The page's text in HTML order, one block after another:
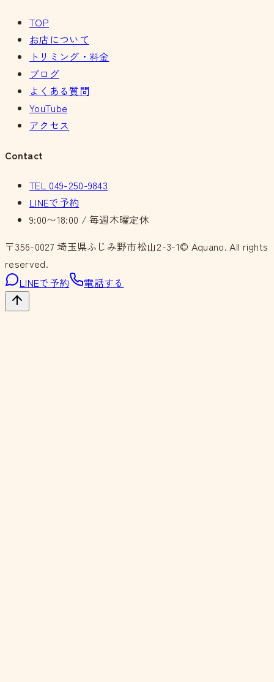
TOP
お店について
トリミング・料金
ブログ
よくある質問
YouTube
アクセス
Contact
TEL 049-250-9843
LINEで予約
9:00〜18:00 / 毎週木曜定休
〒356-0027 埼玉県ふじみ野市松山2-3-1© Aquano. All rights
reserved.
LINEで予約
電話する